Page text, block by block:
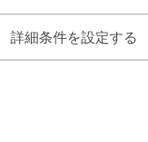
詳細条件を設定する